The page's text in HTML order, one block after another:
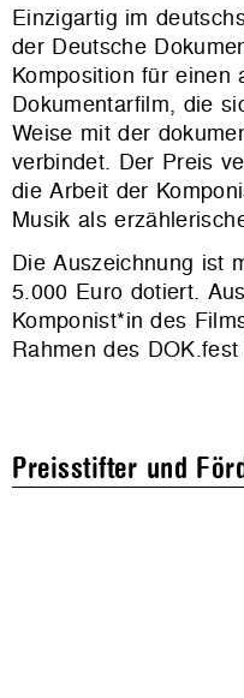
Einzigartig im
der Deutsche
Komposition für einen
Dokumentarfilm, die
Weise mit der
verbindet. Der Preis
die Arbeit der
Musik als
Die Auszeichnung ist
5.000 Euro dotiert.
Komponist*in des
Rahmen des
Preisstifter und